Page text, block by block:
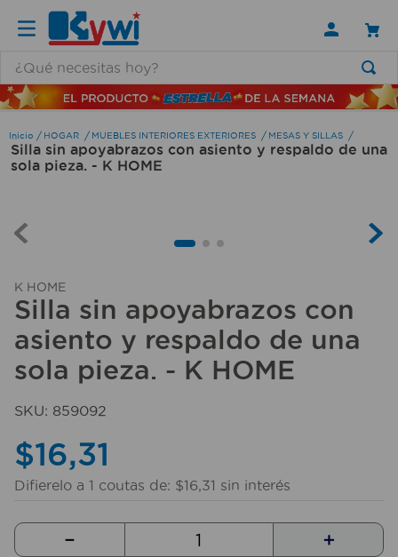
HOGAR MUEBLES INTERIORES EXTERIORES MESAS Y SILLAS
Silla sin apoyabrazos con asiento y respaldo de una
sola pieza. - K HOME
K HOME
Silla sin apoyabrazos con
asiento y respaldo de una
sola pieza. - K HOME
SKU: 859092
$16,31
Difierelo a 1 coutas de: $16,31 sin interés
＋
－
TÉRMINOS MÁS BUSCADOS
1 .
lamparas
2.
ducha
4.
6
escritorio
7.
cerradura
8.
aspiradora
9.
fregadero
10. taladro